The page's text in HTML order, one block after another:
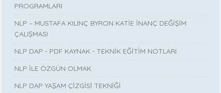
PROGRAMLARI
NLP – MUSTAFA KILINÇ BYRON KATİE İNANÇ DEĞİŞİM
ÇALIŞMASI
NLP DAP - PDF KAYNAK - TEKNİK EĞİTİM NOTLARI
NLP İLE ÖZGÜN OLMAK
NLP DAP YAŞAM ÇİZGİSİ TEKNİĞİ